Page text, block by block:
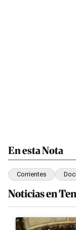
En esta Nota
Corrientes
Noticias en
Este listado
Un artículo de